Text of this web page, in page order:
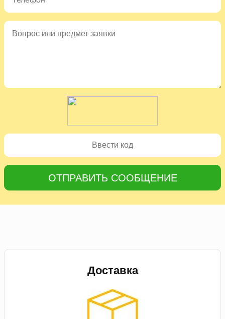
ОТПРАВИТЬ СООБЩЕНИЕ
Доставка